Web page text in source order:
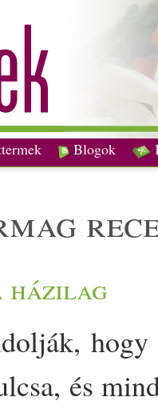
Blogok
házilag
és